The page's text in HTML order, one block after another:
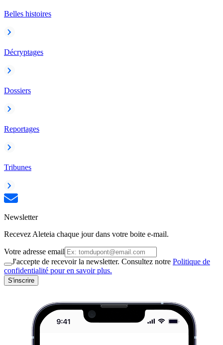
Belles histoires
Décryptages
Dossiers
Reportages
Tribunes
Newsletter
Recevez Aleteia chaque jour dans votre boite e-mail.
Votre adresse email
J'accepte de recevoir la newsletter. Consultez notre Politique de
confidentialité pour en savoir plus.
S'inscrire